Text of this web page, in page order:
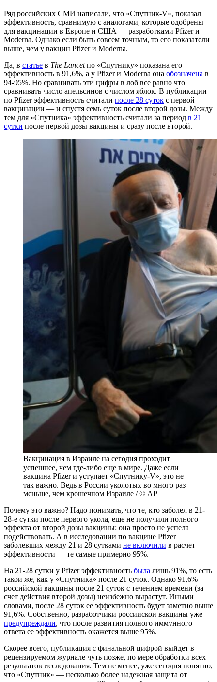
Ряд российских СМИ написали, что «Спутник-V», показал
эффективность, сравнимую с аналогами, которые одобрены
для вакцинации в Европе и США — разработками Pfizer и
Moderna. Однако если быть совсем точным, то его показатели
выше, чем у вакцин Pfizer и Moderna.
Да, в статье в The Lancetпо «Спутнику» показана его
эффективность в 91,6%, а у Pfizer и Moderna она обозначена в
94-95%. Но сравнивать эти цифры в лоб все равно что
сравнивать число апельсинов с числом яблок. В публикации
по Pfizer эффективность считали после 28 суток с первой
вакцинации — и спустя семь суток после второй дозы. Между
тем для «Спутника» эффективность считали за период в 21
сутки после первой дозы вакцины и сразу после второй.
Вакцинация в Израиле на сегодня проходит
успешнее, чем где-либо еще в мире. Даже если
вакцина Pfizer и уступает «Спутнику-V», это не
так важно. Ведь в России уколотых во много раз
меньше, чем крошечном Израиле / © AP
Почему это важно? Надо понимать, что те, кто заболел в 21-
28-е сутки после первого укола, еще не получили полного
эффекта от второй дозы вакцины: она просто не успела
подействовать. А в исследовании по вакцине Pfizer
заболевших между 21 и 28 сутками не включили в расчет
эффективности — те самые примерно 95%.
На 21-28 сутки у Pfizer эффективность была лишь 91%, то есть
такой же, как у «Спутника» после 21 суток. Однако 91,6%
российской вакцины после 21 суток с течением времени (за
счет действия второй дозы) неизбежно вырастут. Иными
словами, после 28 суток ее эффективность будет заметно выше
91,6%. Собственно, разработчики российской вакцины уже
предупреждали, что после развития полного иммунного
ответа ее эффективность окажется выше 95%.
Скорее всего, публикация с финальной цифрой выйдет в
рецензируемом журнале чуть позже, по мере обработки всех
результатов исследования. Тем не менее, уже сегодня понятно,
что «Спутник» — несколько более надежная защита от